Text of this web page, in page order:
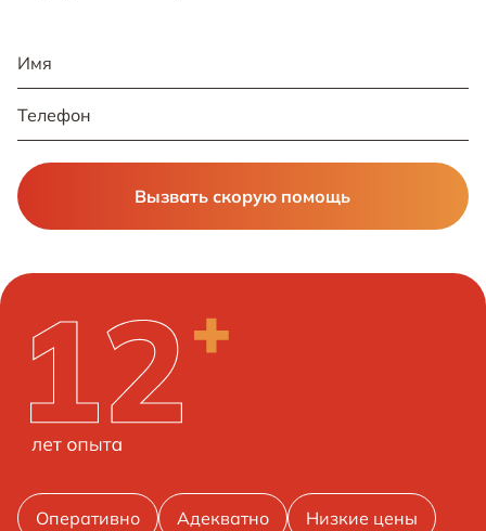
Вызвать скорую помощь
Оперативно Адекватно Низкие цены